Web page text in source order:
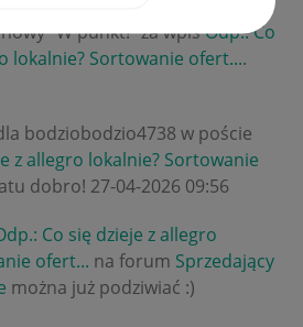
"W punkt!" za wpisOdp.: Co
lokalnie? Sortowanie ofert....
bodziobodzio4738 w poście
z allegro lokalnie? Sortowanie
dobro! ‎27-04-2026 09:56
Co się dzieje z allegro
ofert... na forum Sprzedający
można już podziwiać :)